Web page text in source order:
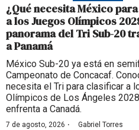
¿Qué necesita México
a los Juegos Olímpicos
panorama del Tri Sub-20
a Panamá
México Sub-20 ya está en
Campeonato de Concacaf.
necesita el Tri para clasificar a
Olímpicos de Los Ángeles
enfrenta a Canadá.
7 de agosto, 2026 · Gabriel Torres